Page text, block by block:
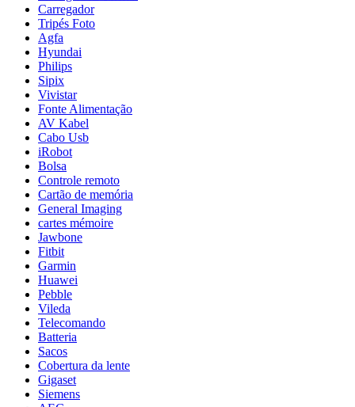
Carregador
Tripés Foto
Agfa
Hyundai
Philips
Sipix
Vivistar
Fonte Alimentação
AV Kabel
Cabo Usb
iRobot
Bolsa
Controle remoto
Cartão de memória
General Imaging
cartes mémoire
Jawbone
Fitbit
Garmin
Huawei
Pebble
Vileda
Telecomando
Batteria
Sacos
Cobertura da lente
Gigaset
Siemens